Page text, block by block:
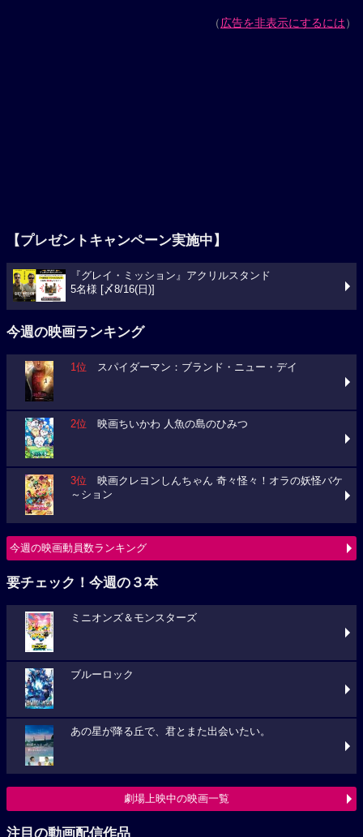
（広告を非表示にするには）
【プレゼントキャンペーン実施中】
『グレイ・ミッション』アクリルスタンド
5名様 [〆8/16(日)]
今週の映画ランキング
1位 スパイダーマン：ブランド・ニュー・デイ
2位 映画ちいかわ 人魚の島のひみつ
3位 映画クレヨンしんちゃん 奇々怪々！オラの妖怪バケ
～ション
今週の映画動員数ランキング
要チェック！今週の３本
ミニオンズ＆モンスターズ
ブルーロック
あの星が降る丘で、君とまた出会いたい。
劇場上映中の映画一覧
注目の動画配信作品